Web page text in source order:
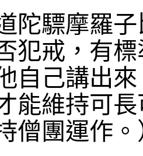
陀驃摩羅
犯戒，有
自己講出
能維持可
僧團運作。